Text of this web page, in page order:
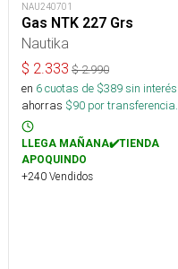
NAU240701
Gas NTK 227 Grs
Nautika
$ 2.333 $2.990
en 6cuotas de $389sin interés
ahorras $90 por transferencia.
LLEGA MAÑANA✔️TIENDA
APOQUINDO
+240 Vendidos